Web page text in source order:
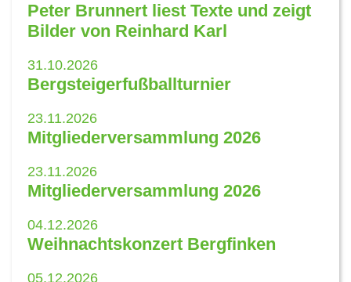
Peter Brunnert liest Texte und zeigt
Bilder von Reinhard Karl
31.10.2026
Bergsteigerfußballturnier
23.11.2026
Mitgliederversammlung 2026
23.11.2026
Mitgliederversammlung 2026
04.12.2026
Weihnachtskonzert Bergfinken
05.12.2026